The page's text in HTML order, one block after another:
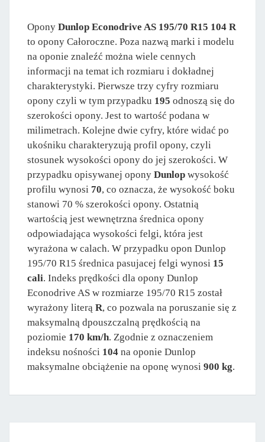
Opony Dunlop Econodrive AS 195/70 R15 104 R
to opony Całoroczne. Poza nazwą marki i modelu
na oponie znaleźć można wiele cennych
informacji na temat ich rozmiaru i dokładnej
charakterystyki. Pierwsze trzy cyfry rozmiaru
opony czyli w tym przypadku 195 odnoszą się do
szerokości opony. Jest to wartość podana w
milimetrach. Kolejne dwie cyfry, które widać po
ukośniku charakteryzują profil opony, czyli
stosunek wysokości opony do jej szerokości. W
przypadku opisywanej opony Dunlop wysokość
profilu wynosi 70, co oznacza, że wysokość boku
stanowi 70 % szerokości opony. Ostatnią
wartością jest wewnętrzna średnica opony
odpowiadająca wysokości felgi, która jest
wyrażona w calach. W przypadku opon Dunlop
195/70 R15 średnica pasujacej felgi wynosi 15
cali. Indeks prędkości dla opony Dunlop
Econodrive AS w rozmiarze 195/70 R15 został
wyrażony literą R, co pozwala na poruszanie się z
maksymalną dpouszczalną prędkością na
poziomie 170 km/h. Zgodnie z oznaczeniem
indeksu nośności 104 na oponie Dunlop
maksymalne obciążenie na oponę wynosi 900 kg.